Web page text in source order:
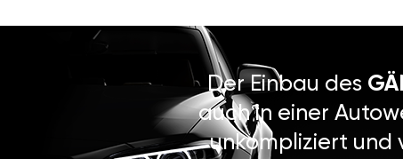
Der Einbau des
auch in einer
unkompliziert und